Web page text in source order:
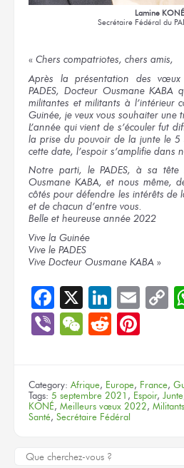
Lamine KONÉ
Secrétaire Fédéral du
« Chers compatriotes, chers amis,
Après la présentation des
PADES, Docteur Ousmane KABA
militantes et militants à l’intérieur
Guinée, je veux vous souhaiter une
L’année qui vient de s’écouler fut
la prise du pouvoir de la junte le 5
cette date, l’espoir s’amplifie dans
Notre parti, le PADES, à sa tête
Ousmane KABA, et nous même,
côtés pour défendre les intérêts de
et de chacun d’entre vous.
Belle et heureuse année 2022
Vive la Guinée
Vive le PADES
Vive Docteur Ousmane KABA »
Facebook
X
ViberWeChat
Reddit
Category: Afrique, Europe, France,
Tags: 5 septembre 2021 , Espoir, Junte
KONÉ, Meilleurs vœux 2022, Militants
Santé, Secrétaire Fédéral